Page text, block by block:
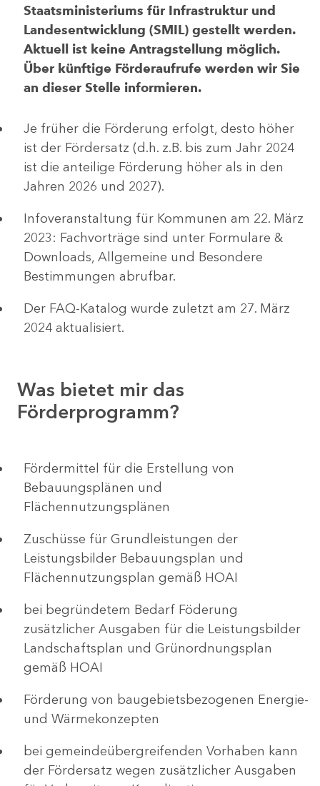
Staatsministeriums für Infrastruktur und
Landesentwicklung (SMIL) gestellt werden.
Aktuell ist keine Antragstellung möglich.
Über künftige Förderaufrufe werden wir Sie
an dieser Stelle informieren.
Je früher die Förderung erfolgt, desto höher
ist der Fördersatz (d.h. z.B. bis zum Jahr 2024
ist die anteilige Förderung höher als in den
Jahren 2026 und 2027).
Infoveranstaltung für Kommunen am 22. März
2023: Fachvorträge sind unter Formulare &
Downloads, Allgemeine und Besondere
Bestimmungen abrufbar.
Der FAQ-Katalog wurde zuletzt am 27. März
2024 aktualisiert.
Was bietet mir das
Förderprogramm?
Fördermittel für die Erstellung von
Bebauungsplänen und
Flächennutzungsplänen
Zuschüsse für Grundleistungen der
Leistungsbilder Bebauungsplan und
Flächennutzungsplan gemäß HOAI
bei begründetem Bedarf Föderung
zusätzlicher Ausgaben für die Leistungsbilder
Landschaftsplan und Grünordnungsplan
gemäß HOAI
Förderung von baugebietsbezogenen Energie-
und Wärmekonzepten
bei gemeindeübergreifenden Vorhaben kann
der Fördersatz wegen zusätzlicher Ausgaben